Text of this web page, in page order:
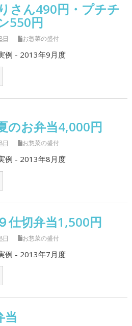
さん490円・プチチ
550円
日 お惣菜の盛付
例 - 2013年9月度
のお弁当4,000円
日 お惣菜の盛付
例 - 2013年8月度
仕切弁当1,500円
日 お惣菜の盛付
例 - 2013年7月度
当